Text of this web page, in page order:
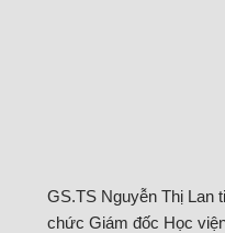
GS.TS Nguyễn Thị Lan
chức Giám đốc Học